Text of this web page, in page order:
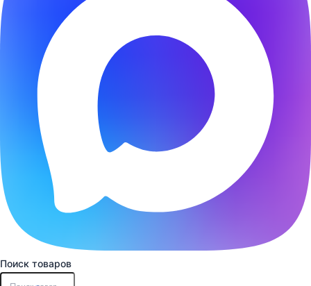
Поиск товаров